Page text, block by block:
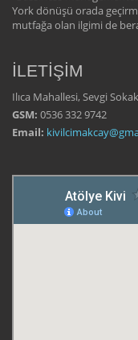
York dönüşü orada
mutfağa olan ilgimi de
İLETİŞİM
Ilıca Mahallesi, Sevgi
GSM: 0536 332 9742
Email: